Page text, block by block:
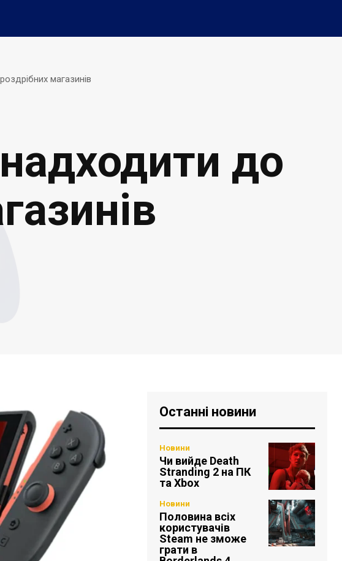
магазинів
до
Останні новини
Новини
Чи вийде Death
Stranding 2 на ПК
та Xbox
Новини
Половина всіх
користувачів
Steam не зможе
грати в